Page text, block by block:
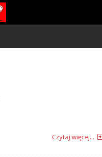
Czytaj więcej...